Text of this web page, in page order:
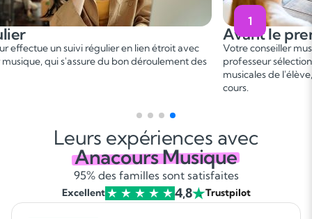
lien étroit avec
déroulement des
1
Avant le premier cours
Votre conseiller musique vous met en relation
professeur sélectionné, en fonction des
musicales de l'élève, afin de convenir d'une
Leurs expériences avec
Anacours Musique
95% des familles sont satisfaites
Excellent 4,8 Trustpilot